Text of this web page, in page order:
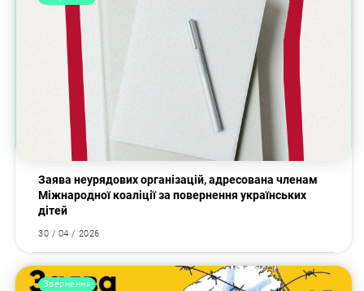
Заява неурядових організацій, адресована членам
Міжнародної коаліції за повернення українських
дітей
30 / 04 / 2026
Звернення